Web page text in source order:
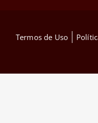
Termos de Uso